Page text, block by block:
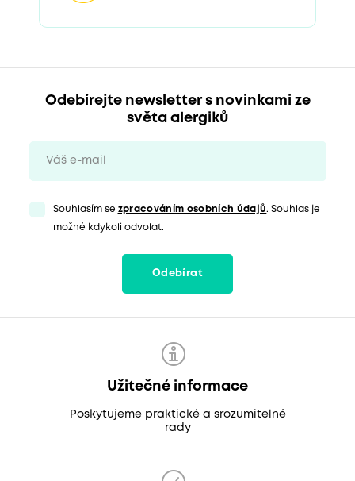
Odebírejte newsletter s novinkami ze
světa alergiků
Souhlasím se zpracováním osobních údajů. Souhlas je
možné kdykoli odvolat.
Odebírat
Užitečné informace
Poskytujeme praktické a srozumitelné
rady